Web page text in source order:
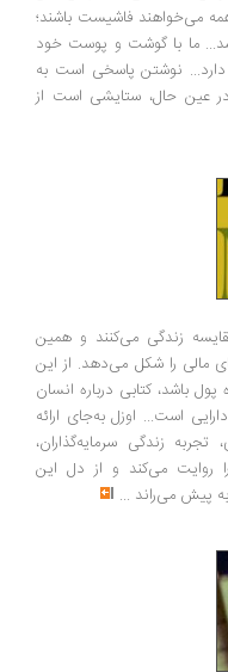
می‌خواهند فاشیست باشند؛
ما با گوشت و پوست خود
نوشتن پاسخی است به
در عین حال، ستایشی است از
زندگی می‌کنند و همین
مالی را شکل می‌دهد. از این
باشد، کتابی درباره انسان
است... اوزل به‌جای ارائه
زندگی سرمایه‌گذاران،
را روایت می‌کند و از دل این
پیش می‌راند ...